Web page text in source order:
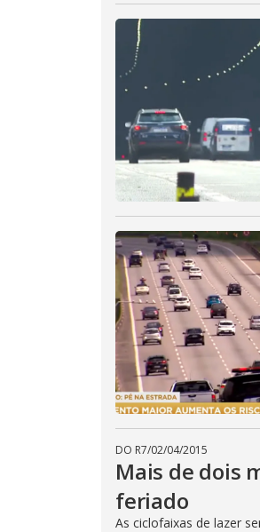
DO R7/02/04/2015
Mais de dois
feriado
As ciclofaixas de lazer